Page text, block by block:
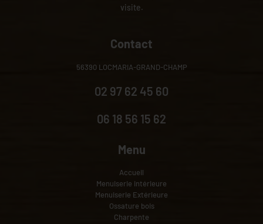
visite.
Contact
56390 LOCMARIA-GRAND-CHAMP
02 97 62 45 60
06 18 56 15 62
Menu
Accueil
Menuiserie intérieure
Menuiserie Extérieure
Ossature bois
Charpente